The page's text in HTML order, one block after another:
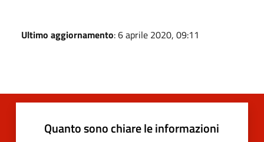
Ultimo aggiornamento: 6 aprile 2020, 09:11
Quanto sono chiare le informazioni